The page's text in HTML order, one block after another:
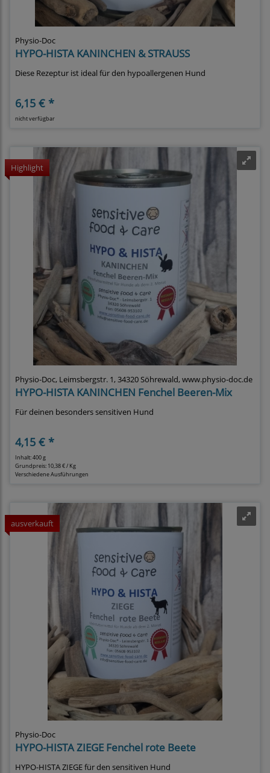
Physio-Doc
HYPO-HISTA KANINCHEN & STRAUSS
Diese Rezeptur ist ideal für den hypoallergenen Hund
6,15 € *
nicht verfügbar
Highlight
Physio-Doc, Leimsbergstr. 1, 34320 Söhrewald, www.physio-doc.de
HYPO-HISTA KANINCHEN Fenchel Beeren-Mix
Für deinen besonders sensitiven Hund
4,15 € *
Inhalt: 400 g
Grundpreis: 10,38 € / Kg
Verschiedene Ausführungen
ausverkauft
Physio-Doc
HYPO-HISTA ZIEGE Fenchel rote Beete
HYPO-HISTA ZIEGE für den sensitiven Hund